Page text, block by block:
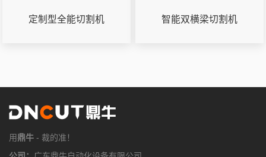
定制型全能切割机 智能双横梁切割机
用鼎牛 - 裁的准！